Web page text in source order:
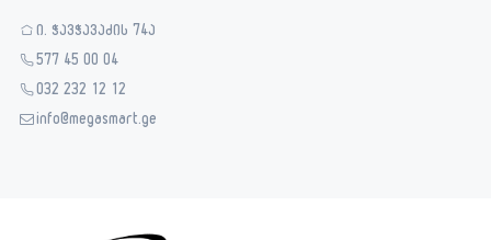
ი. ჭავჭავაძის 74ა
577 45 00 04
032 232 12 12
info@megasmart.ge